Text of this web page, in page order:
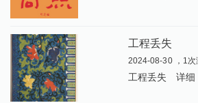
工程丢失
2024-08-30 ，1次
工程丢失 详细